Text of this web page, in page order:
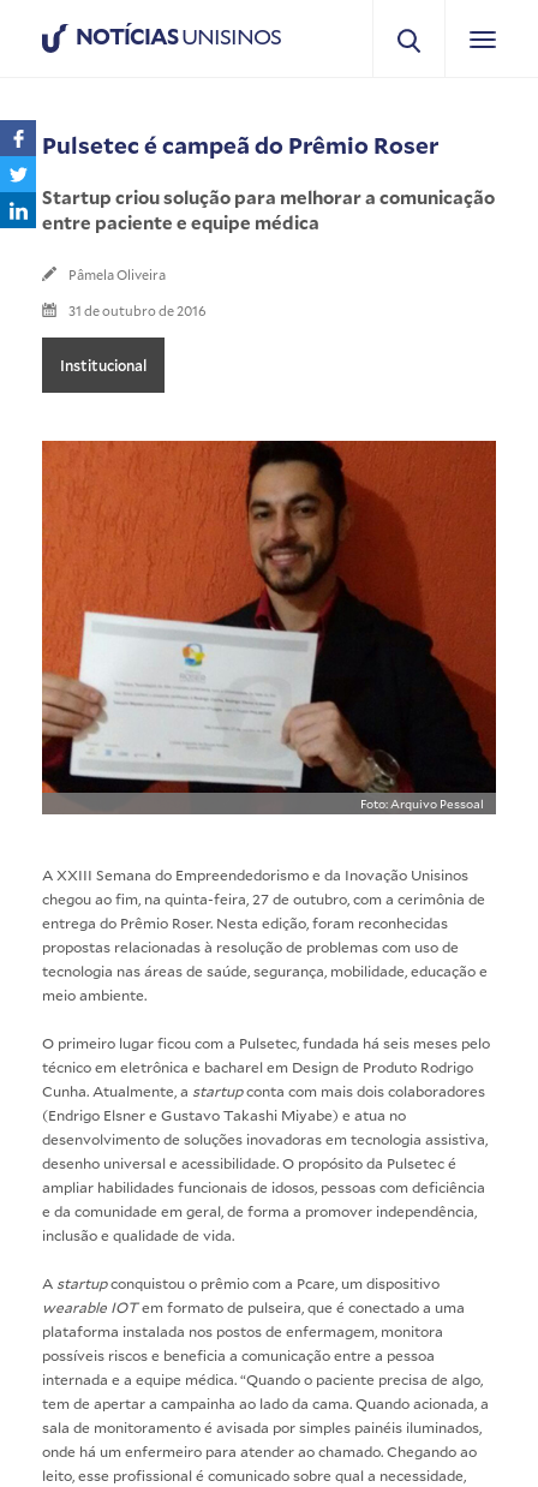
NOTÍCIASUNISINOS
Pulsetec é campeã do Prêmio Roser
Startup criou solução para melhorar a comunicação
entre paciente e equipe médica
Pâmela Oliveira
31 de outubro de 2016
Institucional
Foto: Arquivo Pessoal
A XXIII Semana do Empreendedorismo e da Inovação Unisinos
chegou ao fim, na quinta-feira, 27 de outubro, com a cerimônia de
entrega do Prêmio Roser. Nesta edição, foram reconhecidas
propostas relacionadas à resolução de problemas com uso de
tecnologia nas áreas de saúde, segurança, mobilidade, educação e
meio ambiente.
O primeiro lugar ficou com a Pulsetec, fundada há seis meses pelo
técnico em eletrônica e bacharel em Design de Produto Rodrigo
Cunha. Atualmente, a startupconta com mais dois colaboradores
(Endrigo Elsner e Gustavo Takashi Miyabe) e atua no
desenvolvimento de soluções inovadoras em tecnologia assistiva,
desenho universal e acessibilidade. O propósito da Pulsetec é
ampliar habilidades funcionais de idosos, pessoas com deficiência
e da comunidade em geral, de forma a promover independência,
inclusão e qualidade de vida.
A startupconquistou o prêmio com a Pcare, um dispositivo
wearable IOTem formato de pulseira, que é conectado a uma
plataforma instalada nos postos de enfermagem, monitora
possíveis riscos e beneficia a comunicação entre a pessoa
internada e a equipe médica. “Quando o paciente precisa de algo,
tem de apertar a campainha ao lado da cama. Quando acionada, a
sala de monitoramento é avisada por simples painéis iluminados,
onde há um enfermeiro para atender ao chamado. Chegando ao
leito, esse profissional é comunicado sobre qual a necessidade,